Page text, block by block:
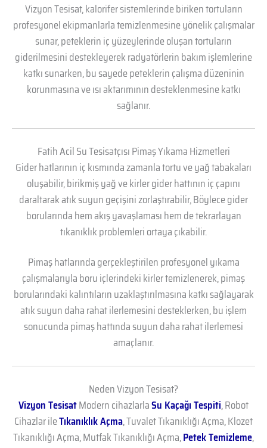
Vizyon Tesisat, kalorifer sistemlerinde biriken tortuların
profesyonel ekipmanlarla temizlenmesine yönelik çalışmalar
sunar, peteklerin iç yüzeylerinde oluşan tortuların
giderilmesini destekleyerek radyatörlerin bakım işlemlerine
katkı sunarken, bu sayede peteklerin çalışma düzeninin
korunmasına ve ısı aktarımının desteklenmesine katkı
sağlanır.
Fatih Acil Su Tesisatçısı Pimaş Yıkama Hizmetleri
Gider hatlarının iç kısmında zamanla tortu ve yağ tabakaları
oluşabilir, birikmiş yağ ve kirler gider hattının iç çapını
daraltarak atık suyun geçişini zorlaştırabilir, Böylece gider
borularında hem akış yavaşlaması hem de tekrarlayan
tıkanıklık problemleri ortaya çıkabilir.
Pimaş hatlarında gerçekleştirilen profesyonel yıkama
çalışmalarıyla boru içlerindeki kirler temizlenerek, pimaş
borularındaki kalıntıların uzaklaştırılmasına katkı sağlayarak
atık suyun daha rahat ilerlemesini desteklerken, bu işlem
sonucunda pimaş hattında suyun daha rahat ilerlemesi
amaçlanır.
Neden Vizyon Tesisat?
Vizyon TesisatModern cihazlarlaSu Kaçağı Tespiti, Robot
Cihazlar ileTıkanıklık Açma, Tuvalet Tıkanıklığı Açma, Klozet
Tıkanıklığı Açma, Mutfak Tıkanıklığı Açma,Petek Temizleme,